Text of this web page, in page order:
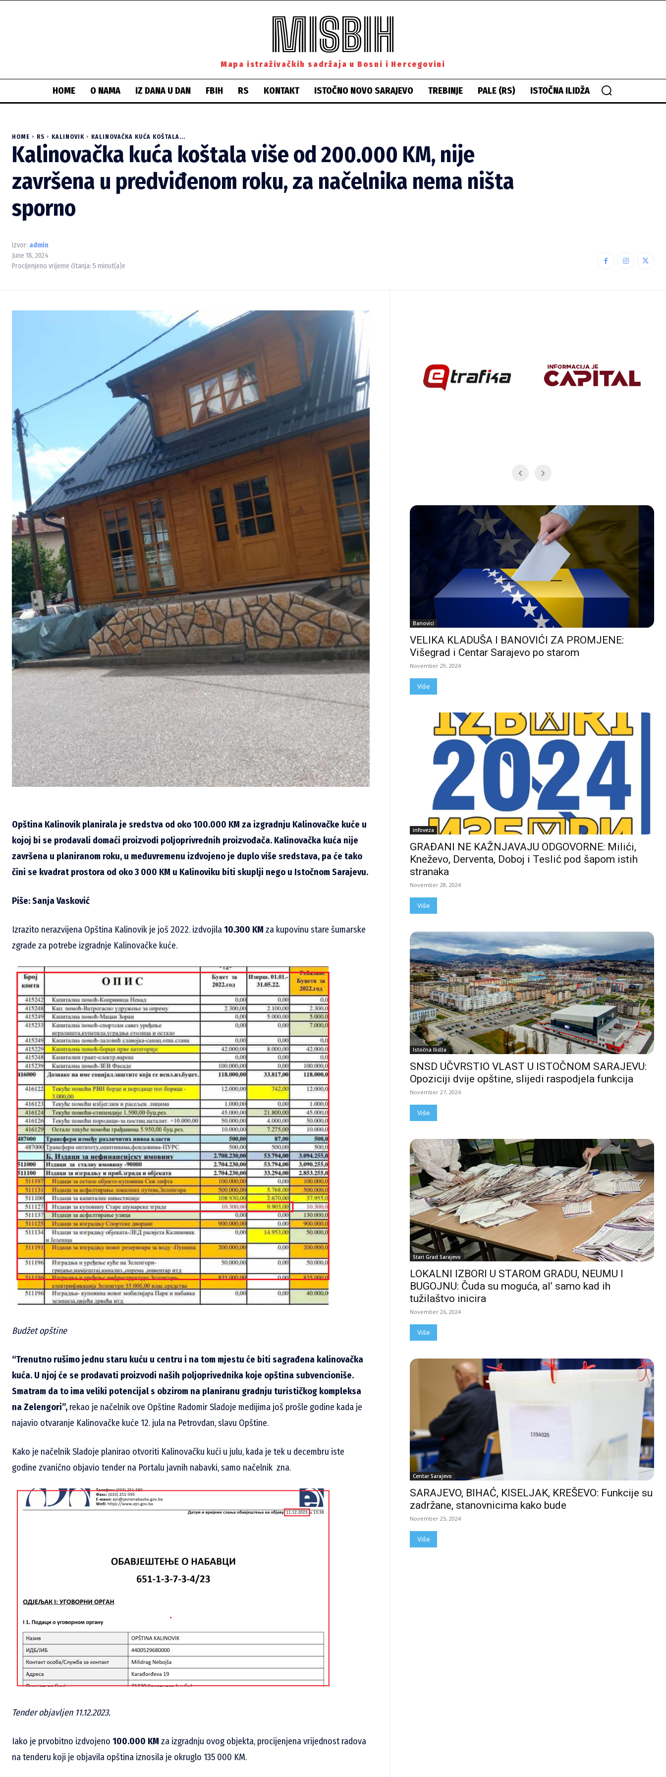
MISBIH
Mapa istraživačkih sadržaja u Bosni i Hercegovini
HOME O NAMA IZ DANA U DAN FBIH RS KONTAKT ISTOČNO NOVO SARAJEVO TREBINJE PALE (RS) ISTOČNA ILIDŽA
HOME RS KALINOVIK KALINOVAČKA KUĆA KOŠTALA...
Kalinovačka kuća koštala više od 200.000 KM, nije
završena u predviđenom roku, za načelnika nema ništa
sporno
Izvor: admin
June 18, 2024
Procijenjeno vrijeme čitanja: 5 minut(a)e
Opština Kalinovik planirala je sredstva od oko 100.000 KM za izgradnju Kalinovačke kuće u
kojoj bi se prodavali domaći proizvodi poljoprivrednih proizvođača. Kalinovačka kuća nije
završena u planiranom roku, u međuvremenu izdvojeno je duplo više sredstava, pa će tako
čini se kvadrat prostora od oko 3 000 KM u Kalinoviku biti skuplji nego u Istočnom Sarajevu.
Piše: Sanja Vasković
Izrazito nerazvijena Opština Kalinovik je još 2022. izdvojila10.300 KM za kupovinu stare šumarske
zgrade za potrebe izgradnje Kalinovačke kuće.
Budžet opštine
“Trenutno rušimo jednu staru kuću u centru i na tom mjestu će biti sagrađena kalinovačka
kuća. U njoj će se prodavati proizvodi naših poljoprivednika koje opština subvencioniše.
Smatram da to ima veliki potencijal s obzirom na planiranu gradnju turističkog kompleksa
na Zelengori”, rekao je načelnik ove Opštine Radomir Sladoje medijima još prošle godine kada je
najavio otvaranje Kalinovačke kuće 12. jula na Petrovdan, slavu Opštine.
Kako je načelnik Sladoje planirao otvoriti Kalinovačku kući u julu, kada je tek u decembru iste
godine zvanično objavio tender na Portalu javnih nabavki, samo načelnik zna.
Tender objavljen 11.12.2023.
Iako je prvobitno izdvojeno 100.000 KM za izgradnju ovog objekta, procijenjena vrijednost radova
na tenderu koji je objavila opština iznosila je okruglo 135 000 KM.
Banovici
VELIKA KLADUŠA I BANOVIĆI ZA PROMJENE:
Višegrad i Centar Sarajevo po starom
November 29, 2024
Više
infoveza
GRAĐANI NE KAŽNJAVAJU ODGOVORNE: Milići,
Kneževo, Derventa, Doboj i Teslić pod šapom istih
stranaka
November 28, 2024
Više
Istočna Ilidža
SNSD UČVRSTIO VLAST U ISTOČNOM SARAJEVU:
Opoziciji dvije opštine, slijedi raspodjela funkcija
November 27, 2024
Više
Stari Grad Sarajevo
LOKALNI IZBORI U STAROM GRADU, NEUMU I
BUGOJNU: Čuda su moguća, al’ samo kad ih
tužilaštvo inicira
November 26, 2024
Više
Centar Sarajevo
SARAJEVO, BIHAĆ, KISELJAK, KREŠEVO: Funkcije su
zadržane, stanovnicima kako bude
November 25, 2024
Više